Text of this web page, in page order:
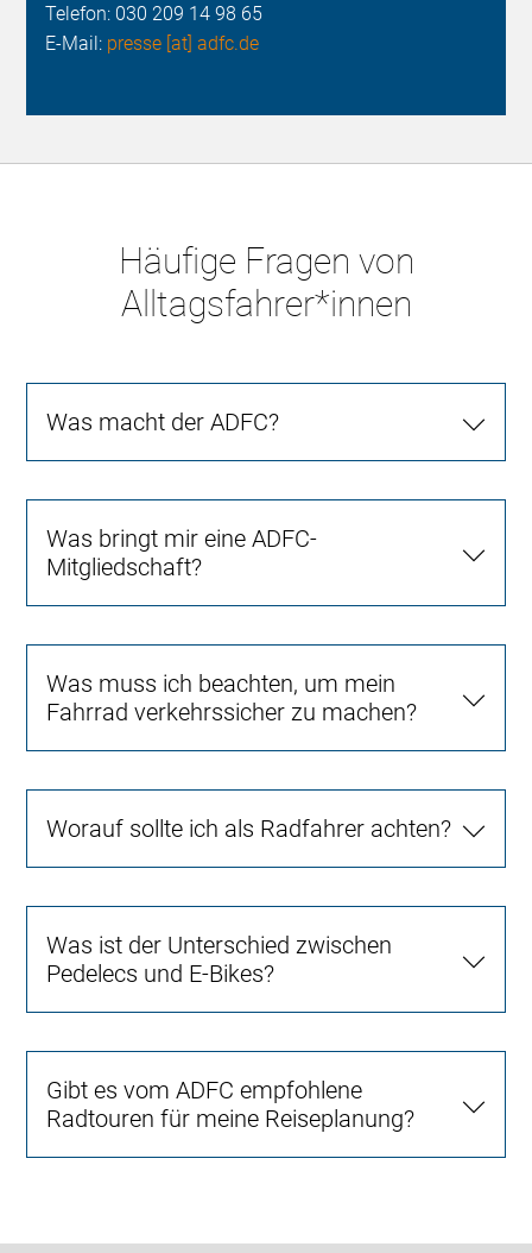
Telefon: 030 209 14 98 65
E-Mail: presse [at] adfc.de
Häufige Fragen von
Alltagsfahrer*innen
Was macht der ADFC?
Was bringt mir eine ADFC-
Mitgliedschaft?
Was muss ich beachten, um mein
Fahrrad verkehrssicher zu machen?
Worauf sollte ich als Radfahrer achten?
Was ist der Unterschied zwischen
Pedelecs und E-Bikes?
Gibt es vom ADFC empfohlene
Radtouren für meine Reiseplanung?